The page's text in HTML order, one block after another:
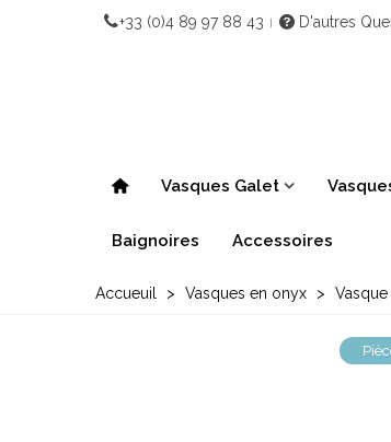
+33 (0)4 89 97 88 43 D'autres
Vasques Galet
Baignoires Accessoires
Accueuil > Vasques en onyx > Vasque